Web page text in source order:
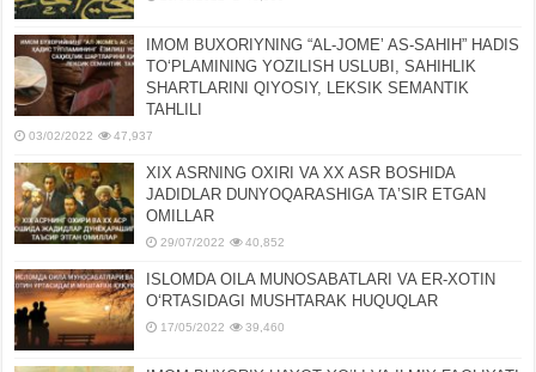
IMOM BUXORIYNING “AL-JOMEʼ AS-SAHIH” HADIS
TOʻPLAMINING YOZILISH USLUBI, SAHIHLIK
SHARTLARINI QIYOSIY, LЕKSIK SЕMANTIK
TAHLILI
03/02/2022 47,937
XIX ASRNING OXIRI VA XX ASR BOSHIDA
JADIDLAR DUNYOQARASHIGA TAʼSIR ETGAN
OMILLAR
29/07/2022 40,852
ISLOMDA OILA MUNOSABATLARI VA ER-XOTIN
OʻRTASIDAGI MUSHTARAK HUQUQLAR
17/05/2022 39,460